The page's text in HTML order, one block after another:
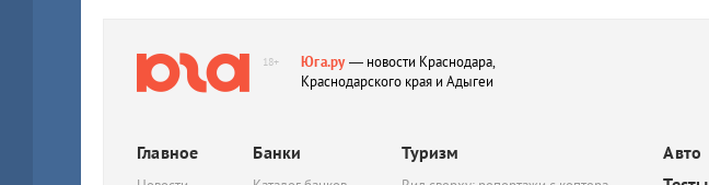
18+ Юга.ру— новости Краснодара,
Краснодарского края и Адыгеи
Главное Банки Туризм
Авто